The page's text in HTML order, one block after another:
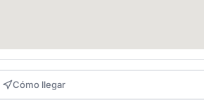
Cómo llegar